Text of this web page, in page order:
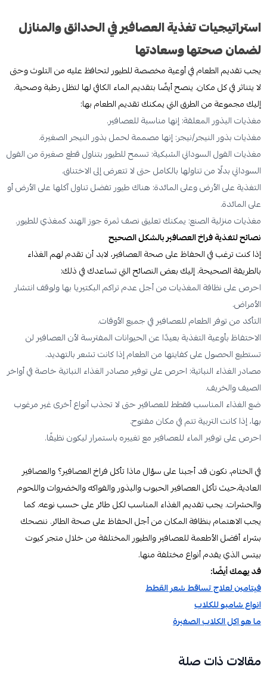
استراتيجيات تغذية العصافير في الحدائق والمنازل
لضمان صحتها وسعادتها
يجب تقديم الطعام في أوعية مخصصة للطيور لتحافظ عليه من التلوث وحتى
لا يتناثر في كل مكان. ينصح أيضًا بتقديم الماء الكافي لها لتظل رطبة وصحية.
إليك مجموعة من الطرق التي يمكنك تقديم الطعام بها:
مغذيات البذور المعلقة: إنها مناسبة للعصافير.
مغذيات بذور النيجر/نيجر: إنها مصممة لحمل بذور النيجر الصغيرة.
مغذيات الفول السوداني الشبكية: تسمح للطيور بتناول قطع صغيرة من الفول
السوداني بدلًا من تناولها بالكامل حتى لا تتعرض إلى الاختناق.
التغذية على الأرض وعلى المائدة: هناك طيور تفضل تناول آكلها على الأرض أو
على المائدة.
مغذيات منزلية الصنع: يمكنك تعليق نصف ثمرة جوز الهند كمغذي للطيور.
نصائح لتغذية فراخ العصافير بالشكل الصحيح
إذا كنت ترغب في الحفاظ على صحة العصافير، لابد أن تقدم لهم الغذاء
بالطريقة الصحيحة. إليك بعض النصائح التي تساعدك في ذلك:
احرص على نظافة المغذيات من أجل عدم تراكم البكتيريا بها ولوقف انتشار
الأمراض.
التأكد من توفر الطعام للعصافير في جميع الأوقات.
الاحتفاظ بأوعية التغذية بعيدًا عن الحيوانات المفترسة لأن العصافير لن
تستطيع الحصول على كفايتها من الطعام إذا كانت تشعر بالتهديد.
مصادر الغذاء النباتية: احرص على توفير مصادر الغذاء النباتية خاصة في أواخر
الصيف والخريف.
ضع الغذاء المناسب فقطط للعصافير حتى لا تجذب أنواع أخرى غير مرغوب
بها، إذا كانت التربية تتم في مكان مفتوح.
احرص على توفير الماء للعصافير مع تغييره باستمرار ليكون نظيفًا.
في الختام، نكون قد أجبنا على سؤال ماذا تأكل فراخ العصافير؟ والعصافير
العادية،حيث تأكل العصافير الحبوب والبذور والفواكه والخضروات واللحوم
والحشرات. يجب تقديم الغذاء المناسب لكل طائر على حسب نوعه. كما
يجب الاهتمام بنظافة المكان من أجل الحفاظ على صحة الطائر. ننصحك
بشراء أفضل الأطعمة للعصافير والطيور المختلفة من خلال متجر كيوت
بيتس الذي يقدم أنواع مختلفة منها.
قد يهمك أيضًا:
فيتامين لعلاج تساقط شعر القطط
انواع شامبو للكلاب
ما هو اكل الكلاب الصغيرة
مقالات ذات صلة